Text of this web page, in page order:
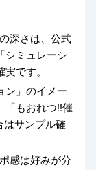
深さは、公式
シミュレーシ
です。
ン」のイメー
「もおれつ!!催
サンプル確
感は好みが分